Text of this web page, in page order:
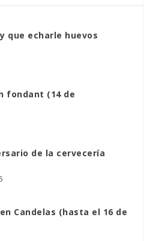
que echarle huevos
fondant (14 de
de la cervecería
Candelas (hasta el 16 de